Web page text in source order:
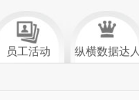
员工活动 纵横数据达人